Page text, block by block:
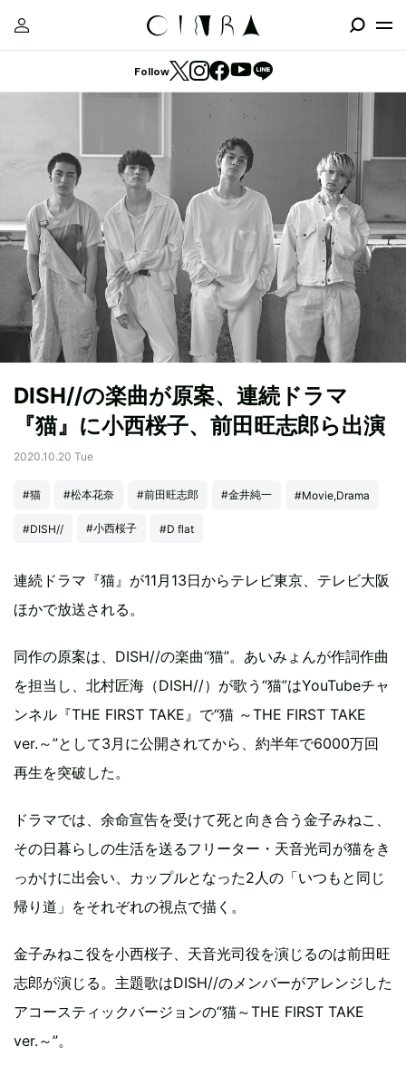
Follow
DISH//の楽曲が原案、連続ドラマ
『猫』に小西桜子、前田旺志郎ら出演
2020.10.20 Tue
#猫 #松本花奈 #前田旺志郎 #金井純一 #Movie,Drama
#DISH// #小西桜子 #D flat
連続ドラマ『猫』が11月13日からテレビ東京、テレビ大阪
ほかで放送される。
同作の原案は、DISH//の楽曲“猫”。あいみょんが作詞作曲
を担当し、北村匠海（DISH//）が歌う“猫”はYouTubeチャ
ンネル『THE FIRST TAKE』で“猫 ～THE FIRST TAKE
ver.～”として3月に公開されてから、約半年で6000万回
再生を突破した。
ドラマでは、余命宣告を受けて死と向き合う金子みねこ、
その日暮らしの生活を送るフリーター・天音光司が猫をき
っかけに出会い、カップルとなった2人の「いつもと同じ
帰り道」をそれぞれの視点で描く。
金子みねこ役を小西桜子、天音光司役を演じるのは前田旺
志郎が演じる。主題歌はDISH//のメンバーがアレンジした
アコースティックバージョンの“猫～THE FIRST TAKE
ver.～”。